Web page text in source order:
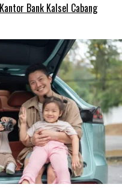
Bank Kalsel Cabang